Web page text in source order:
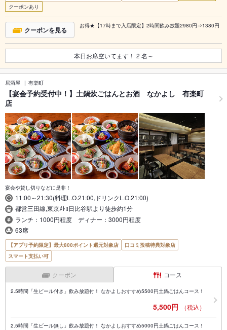
クーポンあり
クーポンを見る お得★【17時まで入店限定】2時間飲み放題2980円⇒1380円
本日お席空いてます！ 2 名～
居酒屋 有楽町
【宴会予約受付中！】土鍋炊ごはんとお酒 なかよし 有楽町
店
宴会や貸し切りなどに是非！
11:00～21:30(料理L.O.21:00,ドリンクL.O.21:00)
都営三田線,東京ﾒﾄﾛ日比谷駅より徒歩約1分
ランチ：1000円程度 ディナー：3000円程度
63席
【アプリ予約限定】最大800ポイント還元対象店
口コミ投稿特典対象店
スマート支払い可
クーポン コース
2.5時間「生ビール付き」飲み放題付！ なかよしおすすめ5500円土鍋ごはんコース！
5,500円 （税込）
2.5時間「生ビール無し」飲み放題付！ なかよしおすすめ5000円土鍋ごはんコース！